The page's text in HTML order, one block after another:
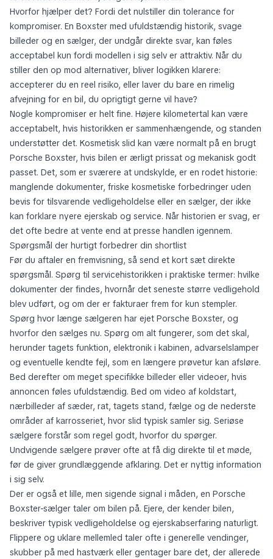
Hvorfor hjælper det? Fordi det nulstiller din tolerance for
kompromiser. En Boxster med ufuldstændig historik, svage
billeder og en sælger, der undgår direkte svar, kan føles
acceptabel kun fordi modellen i sig selv er attraktiv. Når du
stiller den op mod alternativer, bliver logikken klarere:
accepterer du en reel risiko, eller laver du bare en rimelig
afvejning for en bil, du oprigtigt gerne vil have?
Nogle kompromiser er helt fine. Højere kilometertal kan være
acceptabelt, hvis historikken er sammenhængende, og standen
understøtter det. Kosmetisk slid kan være normalt på en brugt
Porsche Boxster, hvis bilen er ærligt prissat og mekanisk godt
passet. Det, som er sværere at undskylde, er en rodet historie:
manglende dokumenter, friske kosmetiske forbedringer uden
bevis for tilsvarende vedligeholdelse eller en sælger, der ikke
kan forklare nyere ejerskab og service. Når historien er svag, er
det ofte bedre at vente end at presse handlen igennem.
Spørgsmål der hurtigt forbedrer din shortlist
Før du aftaler en fremvisning, så send et kort sæt direkte
spørgsmål. Spørg til servicehistorikken i praktiske termer: hvilke
dokumenter der findes, hvornår det seneste større vedligehold
blev udført, og om der er fakturaer frem for kun stempler.
Spørg hvor længe sælgeren har ejet Porsche Boxster, og
hvorfor den sælges nu. Spørg om alt fungerer, som det skal,
herunder tagets funktion, elektronik i kabinen, advarselslamper
og eventuelle kendte fejl, som en længere prøvetur kan afsløre.
Bed derefter om meget specifikke billeder eller videoer, hvis
annoncen føles ufuldstændig. Bed om video af koldstart,
nærbilleder af sæder, rat, tagets stand, fælge og de nederste
områder af karrosseriet, hvor slid typisk samler sig. Seriøse
sælgere forstår som regel godt, hvorfor du spørger.
Undvigende sælgere prøver ofte at få dig direkte til et møde,
før de giver grundlæggende afklaring. Det er nyttig information
i sig selv.
Der er også et lille, men sigende signal i måden, en Porsche
Boxster-sælger taler om bilen på. Ejere, der kender bilen,
beskriver typisk vedligeholdelse og ejerskabserfaring naturligt.
Flippere og uklare mellemled taler ofte i generelle vendinger,
skubber på med hastværk eller gentager bare det, der allerede